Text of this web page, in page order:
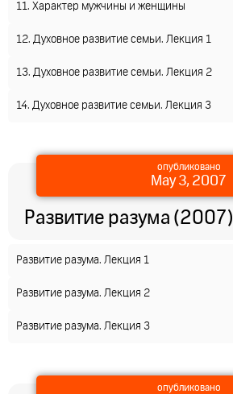
11. Характер мужчины и женщины
12. Духовное развитие семьи. Лекция 1
13. Духовное развитие семьи. Лекция 2
14. Духовное развитие семьи. Лекция 3
опубликовано
May 3, 2007
Развитие разума (2007)
Развитие разума. Лекция 1
Развитие разума. Лекция 2
Развитие разума. Лекция 3
опубликовано